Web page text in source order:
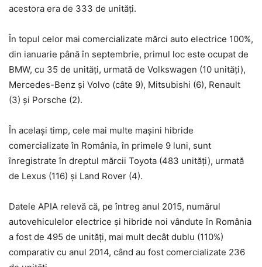
acestora era de 333 de unități.
În topul celor mai comercializate mărci auto electrice 100%,
din ianuarie până în septembrie, primul loc este ocupat de
BMW, cu 35 de unități, urmată de Volkswagen (10 unități),
Mercedes-Benz și Volvo (câte 9), Mitsubishi (6), Renault
(3) și Porsche (2).
În același timp, cele mai multe mașini hibride
comercializate în România, în primele 9 luni, sunt
înregistrate în dreptul mărcii Toyota (483 unități), urmată
de Lexus (116) și Land Rover (4).
Datele APIA relevă că, pe întreg anul 2015, numărul
autovehiculelor electrice și hibride noi vândute în România
a fost de 495 de unități, mai mult decât dublu (110%)
comparativ cu anul 2014, când au fost comercializate 236